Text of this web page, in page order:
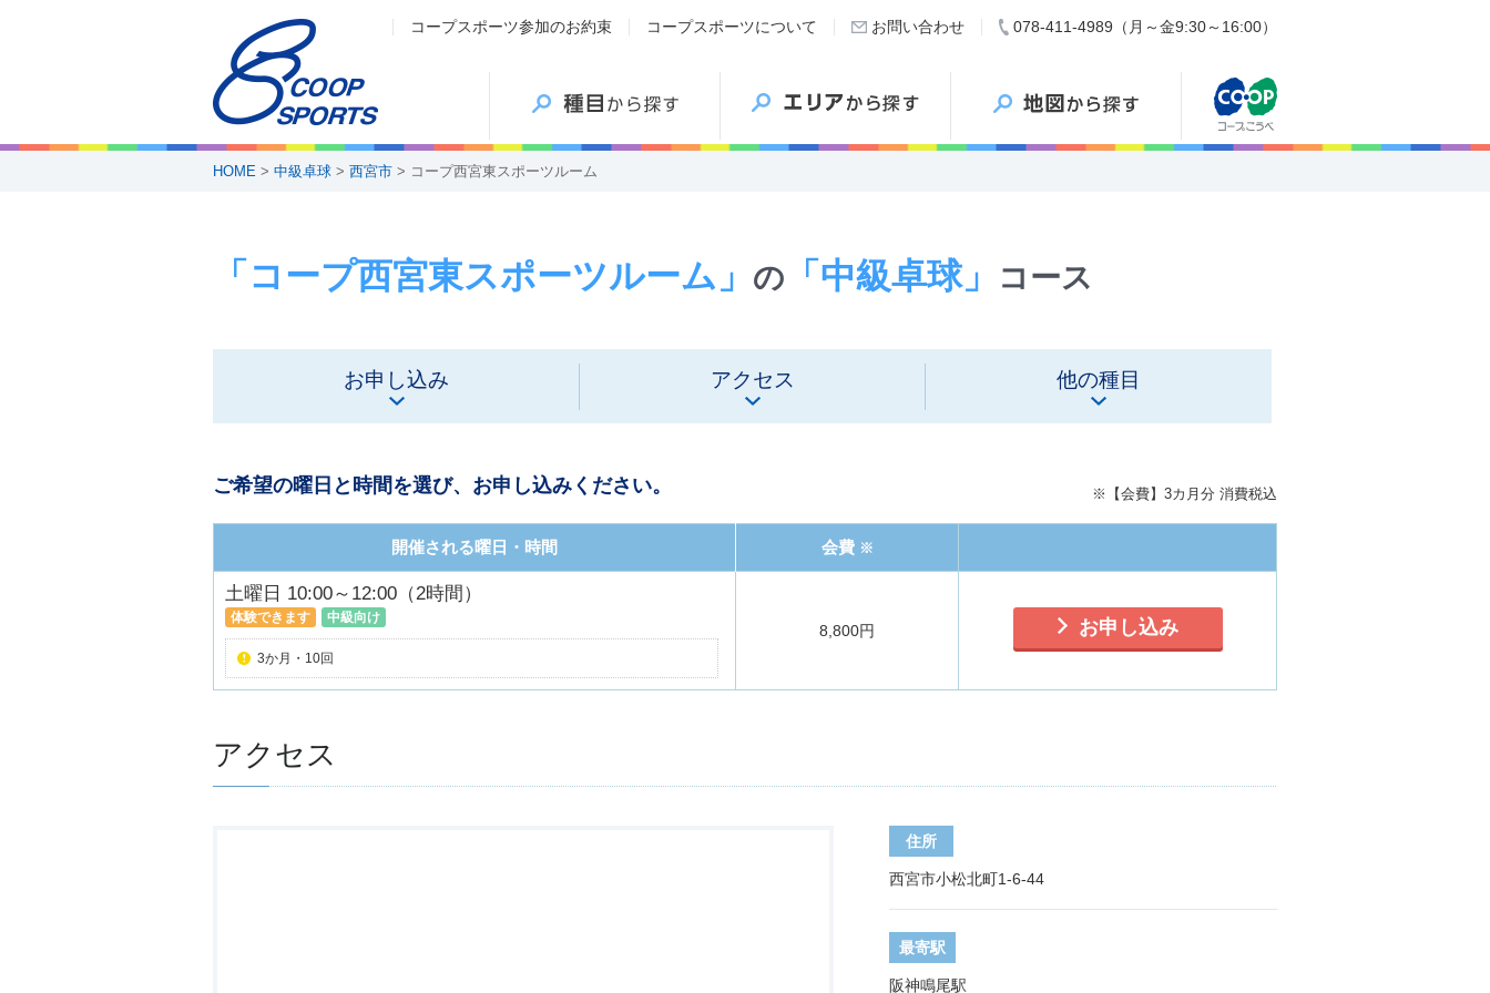
コープスポーツ参加のお約束 コープスポーツについて お問い合わせ 078-411-4989（月～金9:30～16:00）
HOME > 中級卓球 > 西宮市 > コープ西宮東スポーツルーム
「コープ西宮東スポーツルーム」 の 「中級卓球」 コース
お申し込み アクセス 他の種目
ご希望の曜日と時間を選び、お申し込みください。 ※【会費】3カ月分 消費税込
開催される曜日・時間 会費 ※
土曜日 10:00～12:00（2時間）
体験できます 中級向け
3か月・10回
8,800円 お申し込み
アクセス
住所
西宮市小松北町1-6-44
最寄駅
阪神鳴尾駅